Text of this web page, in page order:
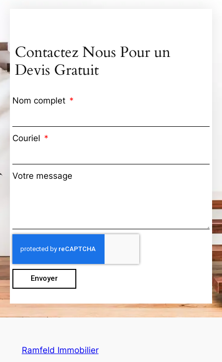
Contactez Nous Pour un
Devis Gratuit
Nom complet
Couriel
Votre message
Envoyer
Ramfeld Immobilier